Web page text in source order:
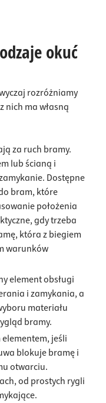
okuć
rozróżniamy
nich ma własną
za ruch bramy.
lub ścianą i
Dostępne
bram, które
położenia
gdy trzeba
która z biegiem
warunków
element obsługi
i zamykania, a
materiału
bramy.
jeśli
blokuje bramę i
otwarciu.
od prostych rygli